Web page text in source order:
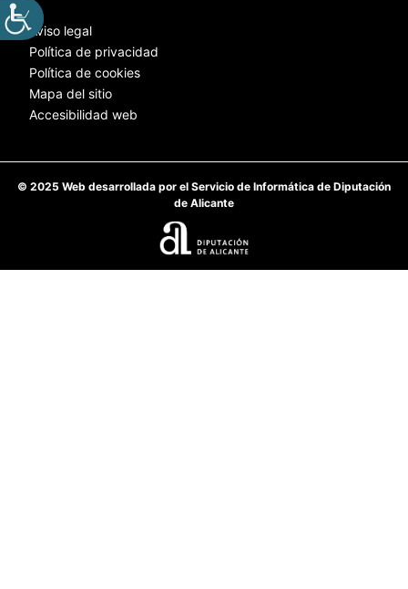
Aviso legal
Política de privacidad
Política de cookies
Mapa del sitio
Accesibilidad web
© 2025 Web desarrollada por el Servicio de Informática de Diputación
de Alicante